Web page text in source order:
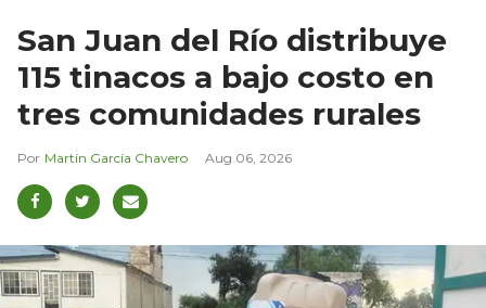
San Juan del Río distribuye
115 tinacos a bajo costo en
tres comunidades rurales
Martín García Chavero Aug 06, 2026